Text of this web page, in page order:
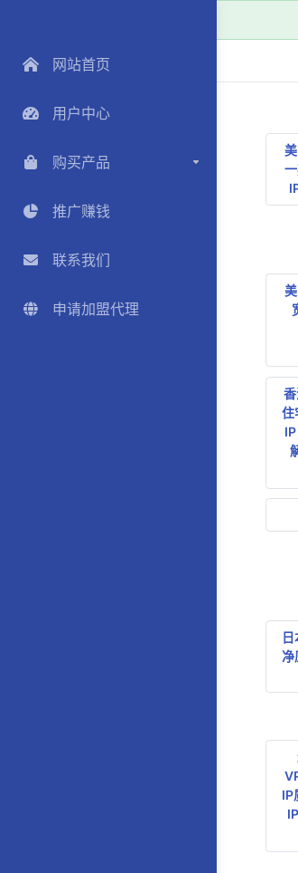
网站首页
用户中心
购买产品
推广赚钱
联系我们
申请加盟代理
住
净
IP